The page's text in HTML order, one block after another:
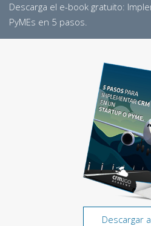
Descarga el e-book gratuito:
PyMEs en 5 pasos
Descargar